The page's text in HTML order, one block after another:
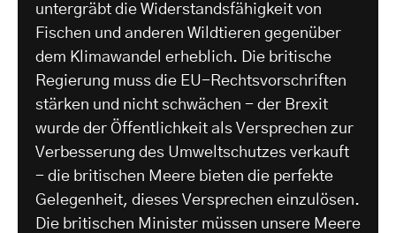
untergräbt die Widerstandsfähigkeit von
Fischen und anderen Wildtieren gegenüber
dem Klimawandel erheblich. Die britische
Regierung muss die EU-Rechtsvorschriften
stärken und nicht schwächen - der Brexit
wurde der Öffentlichkeit als Versprechen zur
Verbesserung des Umweltschutzes verkauft
- die britischen Meere bieten die perfekte
Gelegenheit, dieses Versprechen einzulösen.
Die britischen Minister müssen unsere Meere